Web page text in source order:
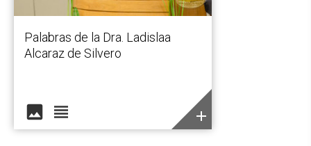
Palabras de la Dra. Ladislaa
Alcaraz de Silvero
image view_headline add